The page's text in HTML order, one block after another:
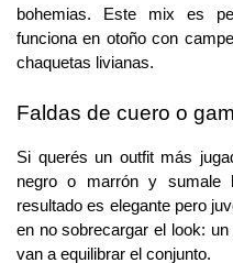
bohemias. Este mix es
funciona en otoño con
chaquetas livianas.
Faldas de cuero o
Si querés un outfit más
negro o marrón y sumale
resultado es elegante pero
en no sobrecargar el look:
van a equilibrar el conjunto.